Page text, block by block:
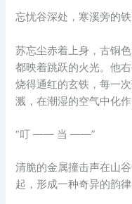
忘忧谷深处，寒溪旁的
苏忘尘赤着上身，古铜
都映着跳跃的火光。他
烧得通红的玄铁，每一
溅，在潮湿的空气中化作
“叮 —— 当 ——”
清脆的金属撞击声在山
起，形成一种奇异的韵律